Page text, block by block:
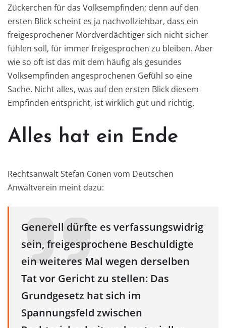
Zückerchen für das Volksempfinden; denn auf den
ersten Blick scheint es ja nachvollziehbar, dass ein
freigesprochener Mordverdächtiger sich nicht sicher
fühlen soll, für immer freigesprochen zu bleiben. Aber
wie so oft ist das mit dem häufig als gesundes
Volksempfinden angesprochenen Gefühl so eine
Sache. Nicht alles, was auf den ersten Blick diesem
Empfinden entspricht, ist wirklich gut und richtig.
Alles hat ein Ende
Rechtsanwalt Stefan Conen vom Deutschen
Anwaltverein meint dazu:
Generell dürfte es verfassungswidrig
sein, freigesprochene Beschuldigte
ein weiteres Mal wegen derselben
Tat vor Gericht zu stellen: Das
Grundgesetz hat sich im
Spannungsfeld zwischen